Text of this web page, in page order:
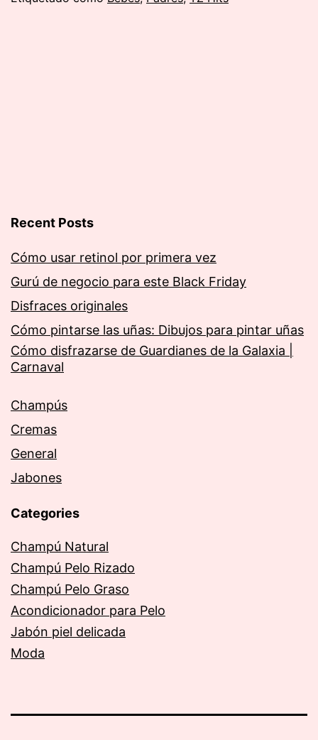
Recent Posts
Cómo usar retinol por primera vez
Gurú de negocio para este Black Friday
Disfraces originales
Cómo pintarse las uñas: Dibujos para pintar uñas
Cómo disfrazarse de Guardianes de la Galaxia |
Carnaval
Champús
Cremas
General
Jabones
Categories
Champú Natural
Champú Pelo Rizado
Champú Pelo Graso
Acondicionador para Pelo
Jabón piel delicada
Moda